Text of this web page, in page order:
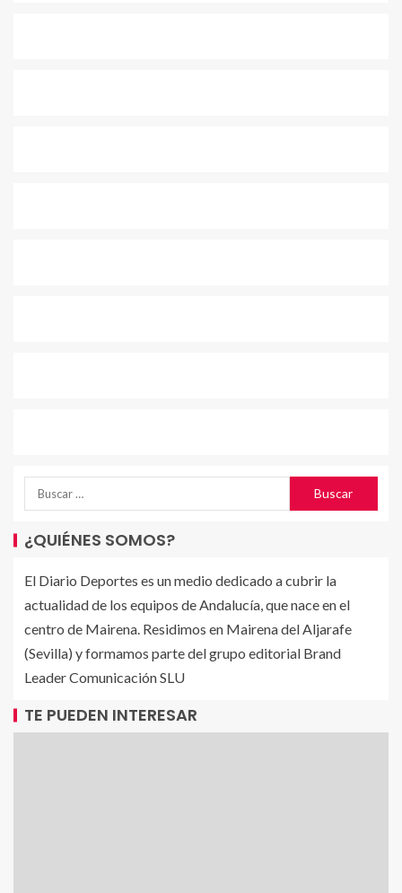
¿QUIÉNES SOMOS?
El Diario Deportes es un medio dedicado a cubrir la
actualidad de los equipos de Andalucía, que nace en el
centro de Mairena. Residimos en Mairena del Aljarafe
(Sevilla) y formamos parte del grupo editorial Brand
Leader Comunicación SLU
TE PUEDEN INTERESAR